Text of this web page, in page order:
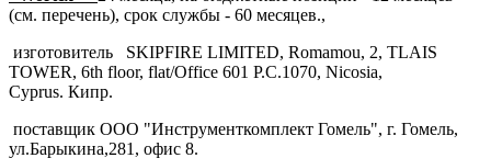
(см. перечень), срок службы - 60 месяцев.,
изготовитель SKIPFIRE LIMITED, Romamou, 2, TLAIS
TOWER, 6th floor, flat/Office 601 P.C.1070, Nicosia,
Cyprus. Кипр.
поставщик ООО "Инструменткомплект Гомель", г. Гомель,
ул.Барыкина,281, офис 8.